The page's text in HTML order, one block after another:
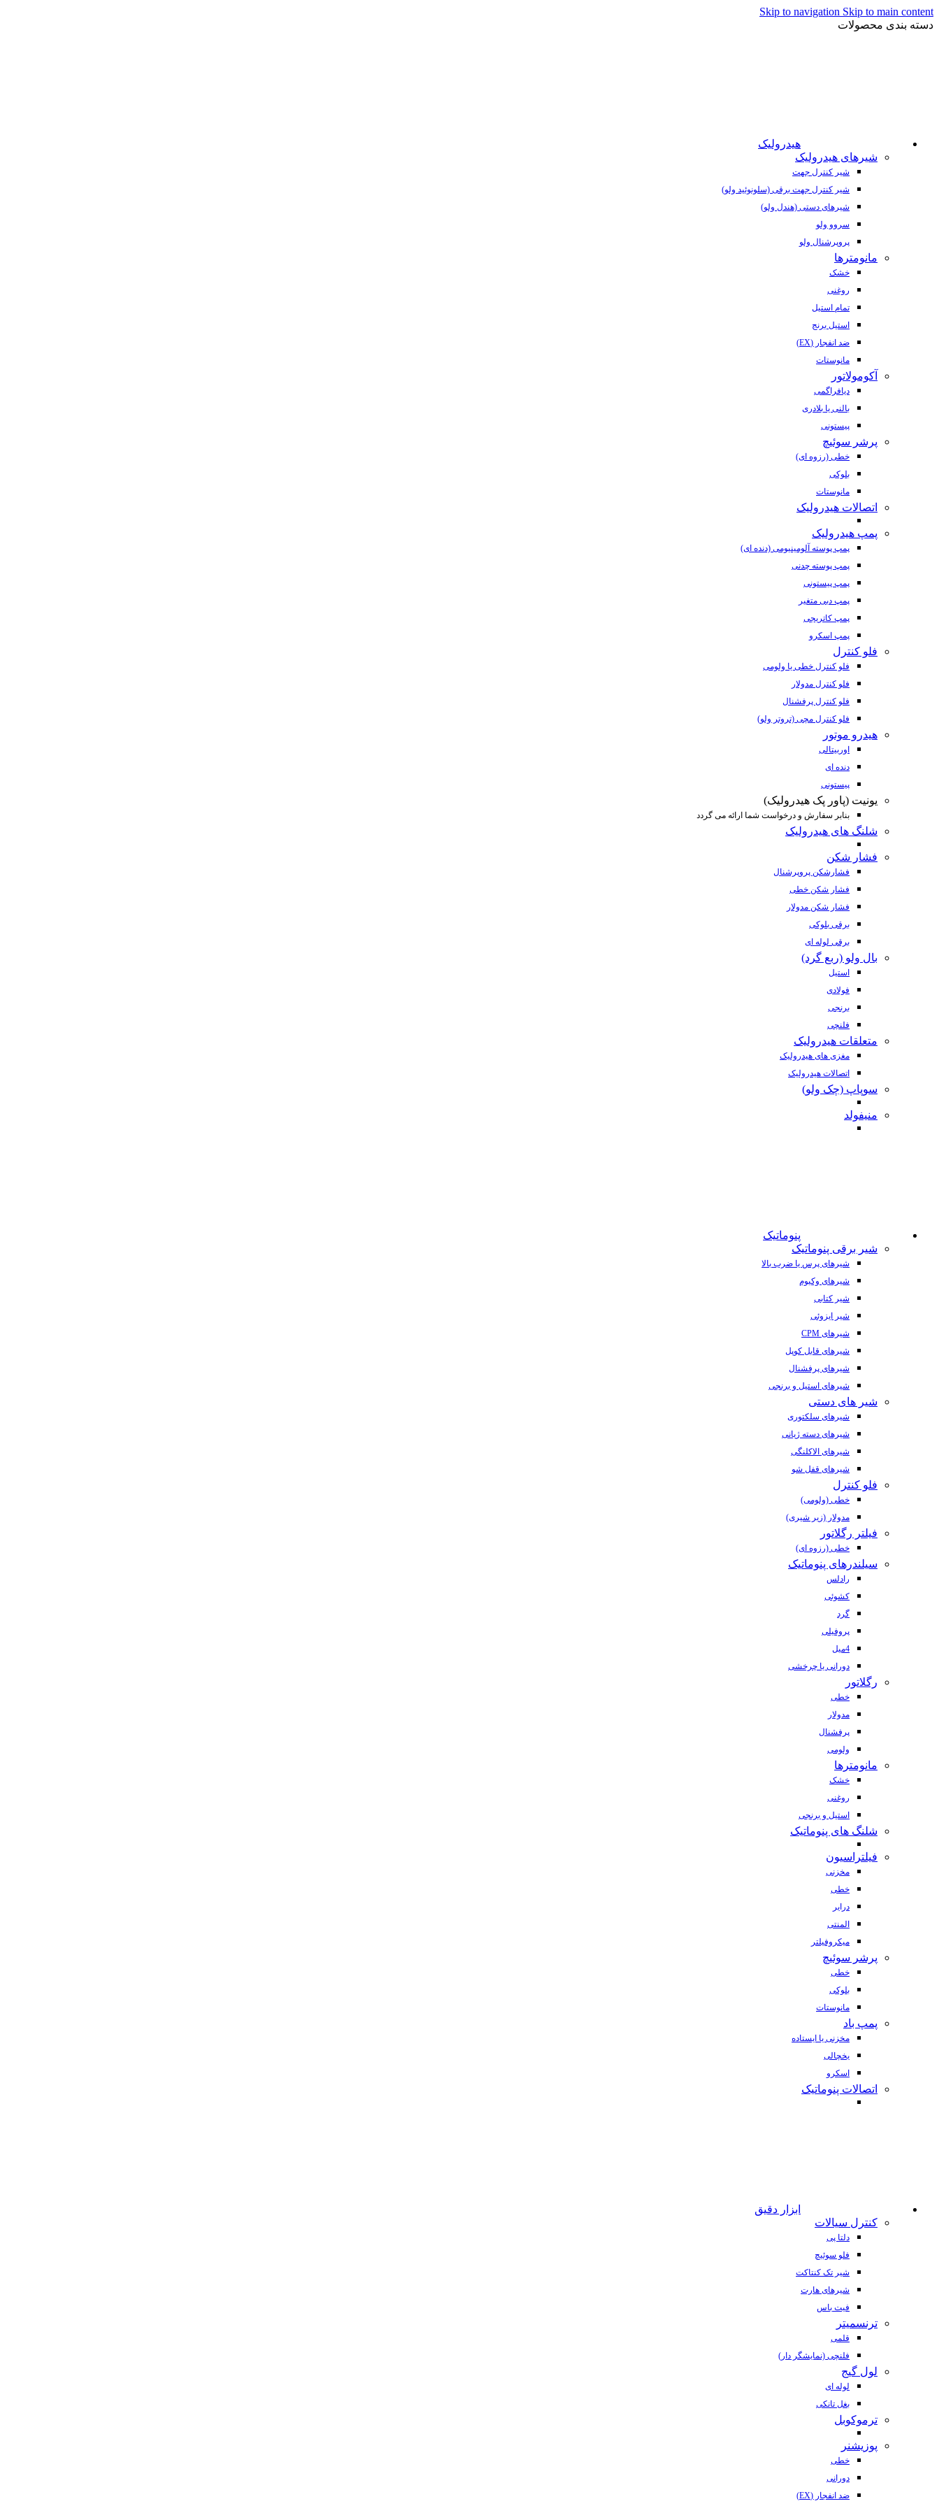
Skip to navigation Skip to main content
دسته بندی محصولات
هیدرولیک
شیرهای هیدرولیک
شیر کنترل جهت
شیر کنترل جهت برقی (سلونوئید ولو)
شیرهای دستی (هندل ولو)
سروو ولو
پروپرشنال ولو
مانومترها
خشک
روغنی
تمام استیل
استیل برنج
ضد انفجار (EX)
مانوستات
آکومولاتور
دیافراگمی
بالنی یا بلادری
پیستونی
پرشر سوئیچ
خطی (رزوه ای)
بلوکی
مانوستات
اتصالات هیدرولیک
پمپ هیدرولیک
پمپ پوسته آلومینیومی (دنده ای)
پمپ پوسته چدنی
پمپ پیستونی
پمپ دبی متغیر
پمپ کاتریجی
پمپ اسکرو
فلو کنترل
فلو کنترل خطی یا ولومی
فلو کنترل مدولار
فلو کنترل پرفشنال
فلو کنترل مچی (تروتر ولو)
هیدرو موتور
اوربیتالی
دنده ای
پیستونی
یونیت (پاور پک هیدرولیک)
بنابر سفارش و درخواست شما ارائه می گردد
شلنگ های هیدرولیک
فشار شکن
فشارشکن پروپرشنال
فشار شکن خطی
فشار شکن مدولار
برقی بلوکی
برقی لوله ای
بال ولو (ربع گرد)
استیل
فولادی
برنجی
فلنچی
متعلقات هیدرولیک
مغزی های هیدرولیک
اتصالات هیدرولیک
سوپاپ (چک ولو)
منیفولد
پنوماتیک
شیر برقی پنوماتیک
شیرهای پرس یا ضرب بالا
شیرهای وکیوم
شیر کتابی
شیر ایزوئی
شیرهای CPM
شیرهای قابل کوپل
شیرهای پرفشنال
شیرهای استیل و برنجی
شیر های دستی
شیرهای سلکتوری
شیرهای دسته ژیانی
شیرهای الاکلنگی
شیرهای قفل شو
فلو کنترل
خطی (ولومی)
مدولار (زیر شیری)
فیلتر رگلاتور
خطی (رزوه ای)
سیلندرهای پنوماتیک
رادلس
کشوئی
گرد
پروفیلی
4میل
دورانی یا چرخشی
رگلاتور
خطی
مدولار
پرفشنال
ولومی
مانومترها
خشک
روغنی
استیل و برنجی
شلنگ های پنوماتیک
فیلتراسیون
مخزنی
خطی
درایر
المنتی
میکروفیلتر
پرشر سوئیچ
خطی
بلوکی
مانوستات
پمپ باد
مخزنی یا ایستاده
یخچالی
اسکرو
اتصالات پنوماتیک
ابزار دقیق
کنترل سیالات
دلتا پی
فلو سوئیچ
شیر تک کنتاکت
شیرهای هارت
فیت باس
ترنسمیتر
قلمی
فلنچی (نمایشگر دار)
لول گیج
لوله ای
بغل تانکی
ترموکوبل
پوزیشنر
خطی
دورانی
ضد انفجار (EX)